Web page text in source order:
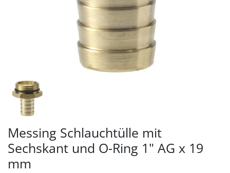
Messing Schlauchtülle mit
Sechskant und O-Ring 1" AG x 19
mm